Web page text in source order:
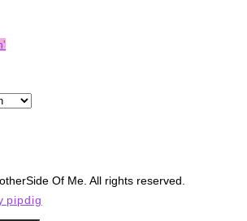
Of Me. All rights reserved.
pipdig